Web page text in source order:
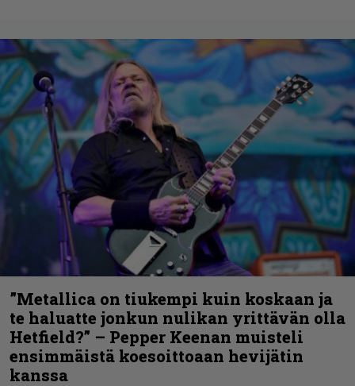
”Metallica on tiukempi kuin koskaan ja
te haluatte jonkun nulikan yrittävän olla
Hetfield?” – Pepper Keenan muisteli
ensimmäistä koesoittoaan hevijätin
kanssa